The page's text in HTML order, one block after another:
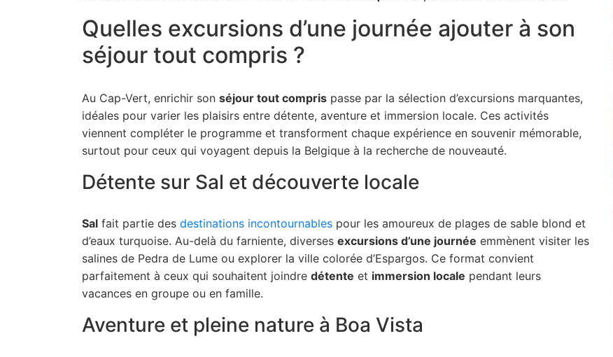
Quelles excursions d’une journée ajouter à son
séjour tout compris ?
Au Cap-Vert, enrichir son séjour tout compris passe par la sélection d’excursions marquantes,
idéales pour varier les plaisirs entre détente, aventure et immersion locale. Ces activités
viennent compléter le programme et transforment chaque expérience en souvenir mémorable,
surtout pour ceux qui voyagent depuis la Belgique à la recherche de nouveauté.
Détente sur Sal et découverte locale
Sal fait partie des destinations incontournables pour les amoureux de plages de sable blond et
d’eaux turquoise. Au-delà du farniente, diverses excursions d’une journée emmènent visiter les
salines de Pedra de Lume ou explorer la ville colorée d’Espargos. Ce format convient
parfaitement à ceux qui souhaitent joindre détente et immersion locale pendant leurs
vacances en groupe ou en famille.
Aventure et pleine nature à Boa Vista